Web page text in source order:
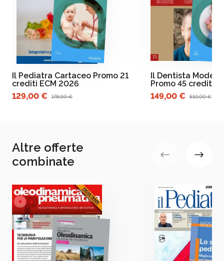
Il Pediatra Cartaceo Promo 21
crediti ECM 2026
129,00 €
178,00 €
Il Dentista
Promo 45 crediti
149,00 €
510,00 €
Altre offerte
combinate